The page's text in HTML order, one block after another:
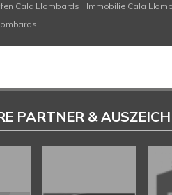
Cala Llombards Immobilie Cala
PARTNER &